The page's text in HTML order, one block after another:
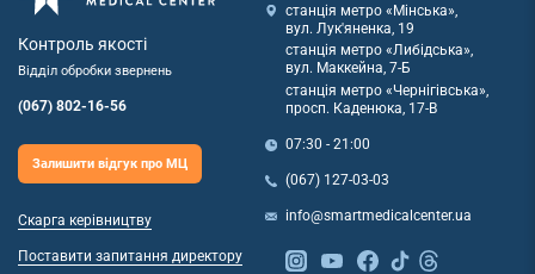
Контроль якості
Відділ обробки звернень
(067) 802-16-56
Залишити відгук про МЦ
Скарга керівництву
Поставити запитання директору
станція метро «Мінська»,
вул. Лук'яненка, 19
станція метро «Либідська»,
вул. Маккейна, 7-Б
станція метро «Чернігівська»,
просп. Каденюка, 17-В
07:30 - 21:00
(067) 127-03-03
info@smartmedicalcenter.ua